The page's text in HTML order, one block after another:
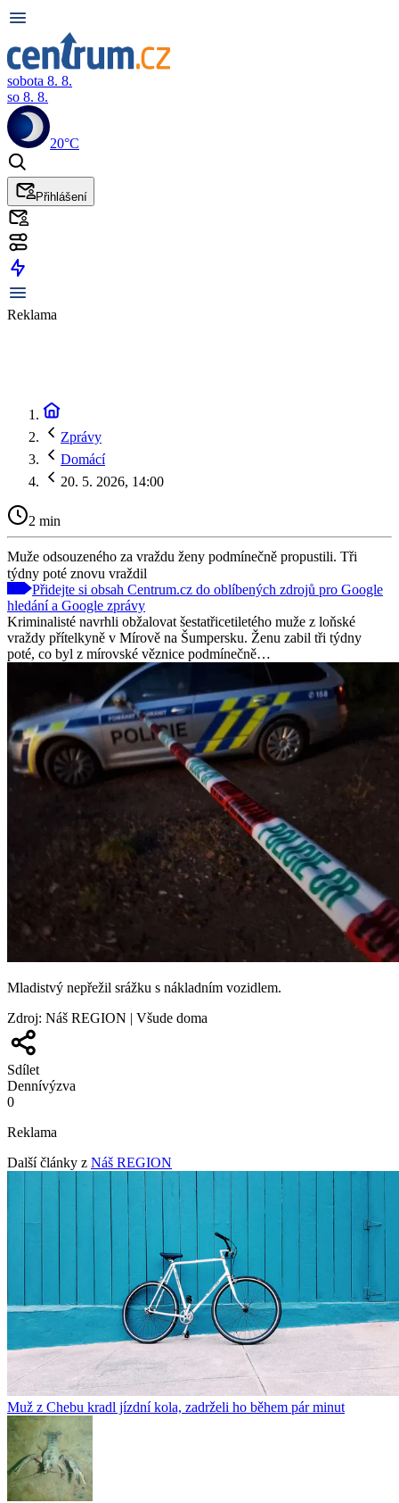
sobota 8. 8.
so 8. 8.
20°C
Přihlášení
Reklama
Zprávy
Domácí
20. 5. 2026, 14:00
2 min
Muže odsouzeného za vraždu ženy podmínečně propustili. Tři
týdny poté znovu vraždil
Přidejte si obsah Centrum.cz do oblíbených zdrojů pro Google
hledání a Google zprávy
Kriminalisté navrhli obžalovat šestatřicetiletého muže z loňské
vraždy přítelkyně v Mírově na Šumpersku. Ženu zabil tři týdny
poté, co byl z mírovské věznice podmínečně…
Mladistvý nepřežil srážku s nákladním vozidlem.
Zdroj: Náš REGION | Všude doma
Sdílet
Dennívýzva
0
Reklama
Další články z Náš REGION
Muž z Chebu kradl jízdní kola, zadrželi ho během pár minut